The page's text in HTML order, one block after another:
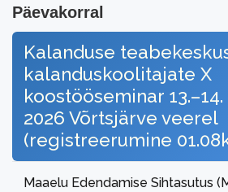
Päevakorral
Kalanduse
kalanduskoolitajate X
koostööseminar
2026 Võrtsjärve veerel
(registreerumine
Maaelu Edendamise Sihtasutus